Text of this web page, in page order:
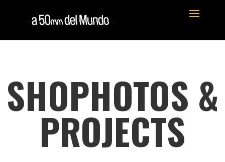
SHOPHOTOS &
PROJECTS